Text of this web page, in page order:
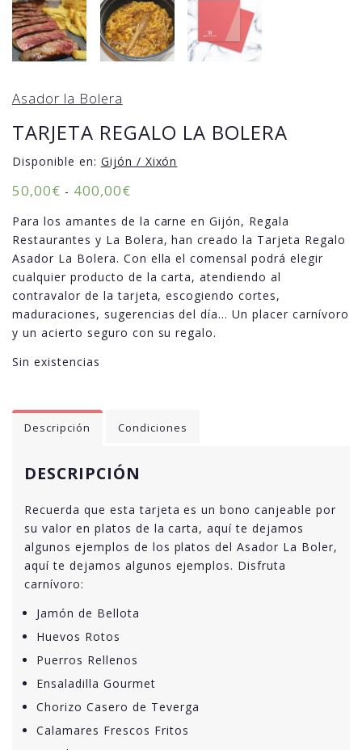
Asador la Bolera
TARJETA REGALO LA BOLERA
Disponible en: Gijón / Xixón
50,00€ - 400,00€
Para los amantes de la carne en Gijón, Regala
Restaurantes y La Bolera, han creado la Tarjeta Regalo
Asador La Bolera. Con ella el comensal podrá elegir
cualquier producto de la carta, atendiendo al
contravalor de la tarjeta, escogiendo cortes,
maduraciones, sugerencias del día… Un placer carnívoro
y un acierto seguro con su regalo.
Sin existencias
Descripción Condiciones
DESCRIPCIÓN
Recuerda que esta tarjeta es un bono canjeable por
su valor en platos de la carta, aquí te dejamos
algunos ejemplos de los platos del Asador La Boler,
aquí te dejamos algunos ejemplos. Disfruta
carnívoro:
Jamón de Bellota
Huevos Rotos
Puerros Rellenos
Ensaladilla Gourmet
Chorizo Casero de Teverga
Calamares Frescos Fritos